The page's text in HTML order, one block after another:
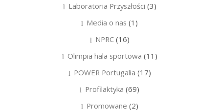
Laboratoria Przyszłości (3)
Media o nas (1)
NPRC(16)
Olimpia hala sportowa (11)
POWER Portugalia (17)
Profilaktyka (69)
Promowane (2)